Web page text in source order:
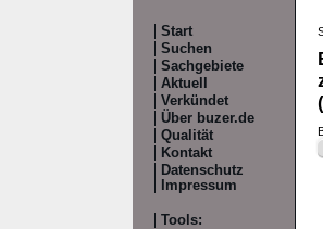
Start
Suchen
Sachgebiete
Aktuell
Verkündet
Über buzer.de
Qualität
Kontakt
Datenschutz
Impressum
Tools: